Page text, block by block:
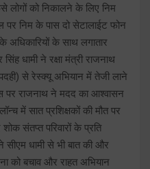
लोगों को निकालने के लिए निम
पर निम के पास दो सेटालाईट फोन
अधिकारियों के साथ लगातार
धामी ने रक्षा मंत्री राजनाथ
से रेस्क्यू अभियान में तेजी लाने
पर राजनाथ ने मदद का आश्वासन
में सात प्रशिक्षकों की मौत पर
संतप्त परिवारों के प्रति
धामी से भी बात की और
को बचाव और राहत अभियान